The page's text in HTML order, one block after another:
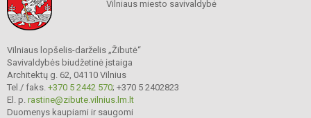
Vilniaus miesto savivaldybė
Vilniaus lopšelis-darželis „Žibutė“
Savivaldybės biudžetinė įstaiga
Architektų g. 62, 04110 Vilnius
Tel./ faks. +370 5 2442 570; +370 5 2402823
El. p. rastine@zibute.vilnius.lm.lt
Duomenys kaupiami ir saugomi